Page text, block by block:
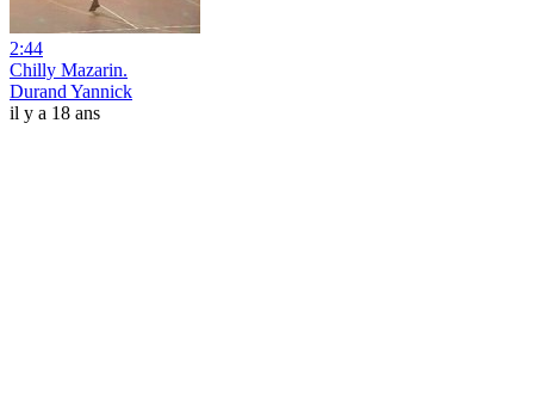
2:44
Chilly Mazarin.
Durand Yannick
il y a 18 ans